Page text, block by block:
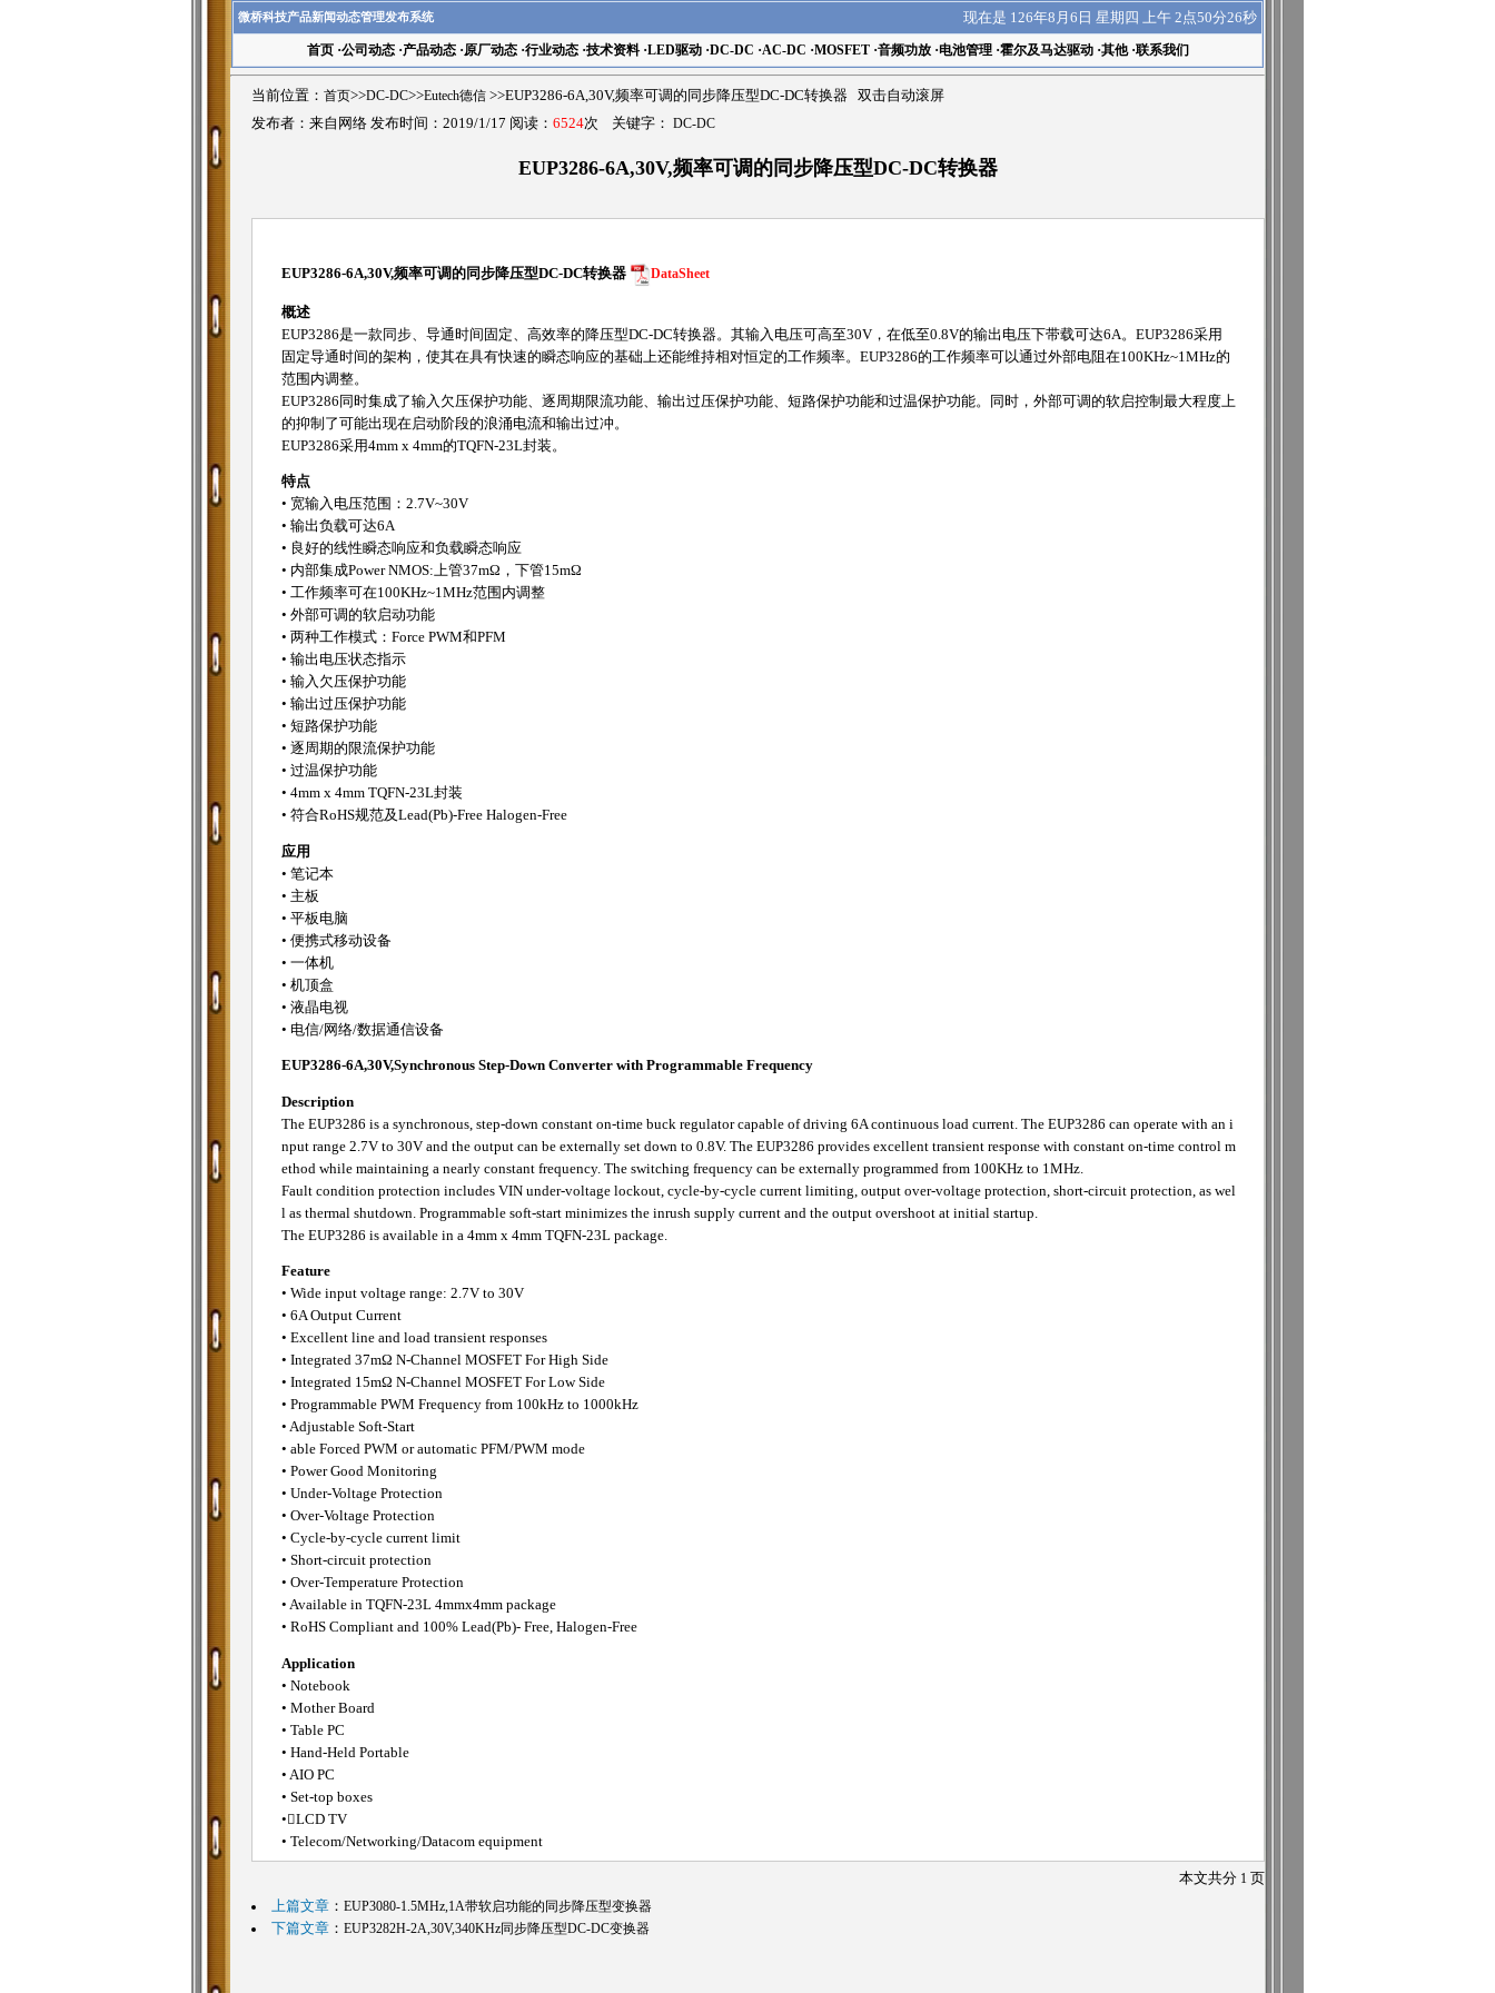
微桥科技产品新闻动态管理发布系统 现在是 126年8月6日 星期四 上午 2点50分26秒
首页·公司动态·产品动态·原厂动态·行业动态·技术资料·LED驱动·DC-DC ·AC-DC ·MOSFET·音频功放·电池管理·霍尔及马达驱动·其他·联系我们
当前位置： 首页>>DC-DC>>Eutech德信 >>EUP3286-6A,30V,频率可调的同步降压型DC-DC转换器 双击自动滚屏
发布者：来自网络 发布时间：2019/1/17 阅读： 6524次 关键字： DC-DC
EUP3286-6A,30V,频率可调的同步降压型DC-DC转换器
EUP3286-6A,30V,频率可调的同步降压型DC-DC转换器 DataSheet
概述
EUP3286是一款同步、导通时间固定、高效率的降压型DC-DC转换器。其输入电压可高至30V，在低至0.8V的输出电压下带载可达6A。EUP3286采用
固定导通时间的架构，使其在具有快速的瞬态响应的基础上还能维持相对恒定的工作频率。EUP3286的工作频率可以通过外部电阻在100KHz~1MHz的
范围内调整。
EUP3286同时集成了输入欠压保护功能、逐周期限流功能、输出过压保护功能、短路保护功能和过温保护功能。同时，外部可调的软启控制最大程度上
的抑制了可能出现在启动阶段的浪涌电流和输出过冲。
EUP3286采用4mm x 4mm的TQFN-23L封装。
特点
• 宽输入电压范围：2.7V~30V
• 输出负载可达6A
• 良好的线性瞬态响应和负载瞬态响应
• 内部集成Power NMOS:上管37mΩ，下管15mΩ
• 工作频率可在100KHz~1MHz范围内调整
• 外部可调的软启动功能
• 两种工作模式：Force PWM和PFM
• 输出电压状态指示
• 输入欠压保护功能
• 输出过压保护功能
• 短路保护功能
• 逐周期的限流保护功能
• 过温保护功能
• 4mm x 4mm TQFN-23L封装
• 符合RoHS规范及Lead(Pb)-Free Halogen-Free
应用
• 笔记本
• 主板
• 平板电脑
• 便携式移动设备
• 一体机
• 机顶盒
• 液晶电视
• 电信/网络/数据通信设备
EUP3286-6A,30V,Synchronous Step-Down Converter with Programmable Frequency
Description
The EUP3286 is a synchronous, step-down constant on-time buck regulator capable of driving 6A continuous load current. The EUP3286 can operate with an i
nput range 2.7V to 30V and the output can be externally set down to 0.8V. The EUP3286 provides excellent transient response with constant on-time control m
ethod while maintaining a nearly constant frequency. The switching frequency can be externally programmed from 100KHz to 1MHz.
Fault condition protection includes VIN under-voltage lockout, cycle-by-cycle current limiting, output over-voltage protection, short-circuit protection, as wel
l as thermal shutdown. Programmable soft-start minimizes the inrush supply current and the output overshoot at initial startup.
The EUP3286 is available in a 4mm x 4mm TQFN-23L package.
Feature
• Wide input voltage range: 2.7V to 30V
• 6A Output Current
• Excellent line and load transient responses
• Integrated 37mΩ N-Channel MOSFET For High Side
• Integrated 15mΩ N-Channel MOSFET For Low Side
• Programmable PWM Frequency from 100kHz to 1000kHz
• Adjustable Soft-Start
• able Forced PWM or automatic PFM/PWM mode
• Power Good Monitoring
• Under-Voltage Protection
• Over-Voltage Protection
• Cycle-by-cycle current limit
• Short-circuit protection
• Over-Temperature Protection
• Available in TQFN-23L 4mmx4mm package
• RoHS Compliant and 100% Lead(Pb)- Free, Halogen-Free
Application
• Notebook
• Mother Board
• Table PC
• Hand-Held Portable
• AIO PC
• Set-top boxes
•LCD TV
• Telecom/Networking/Datacom equipment
本文共分 1 页
上篇文章： EUP3080-1.5MHz,1A带软启功能的同步降压型变换器
下篇文章： EUP3282H-2A,30V,340KHz同步降压型DC-DC变换器